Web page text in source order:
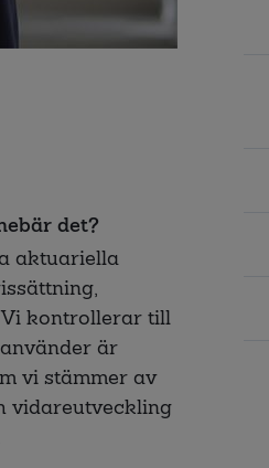
det?
aktuariella
kontrollerar till
är
vi stämmer av
vidareutveckling